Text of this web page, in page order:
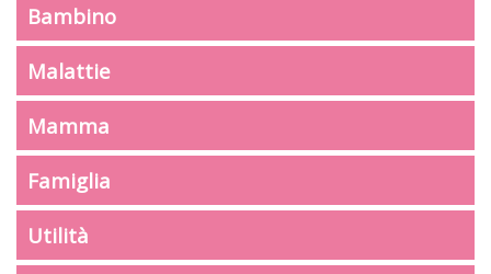
Bambino
Malattie
Mamma
Famiglia
Utilità